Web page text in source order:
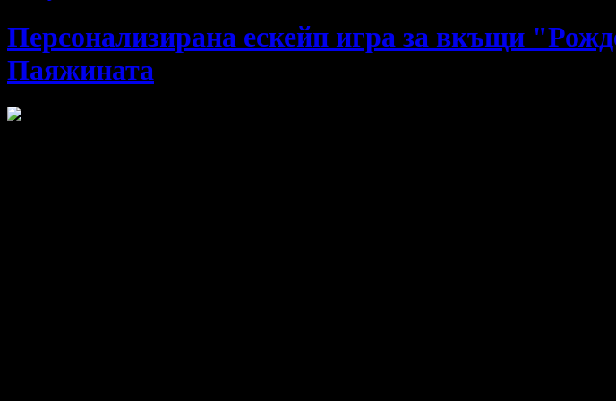
Персонализирана ескейп игра за вкъщи
Паяжината